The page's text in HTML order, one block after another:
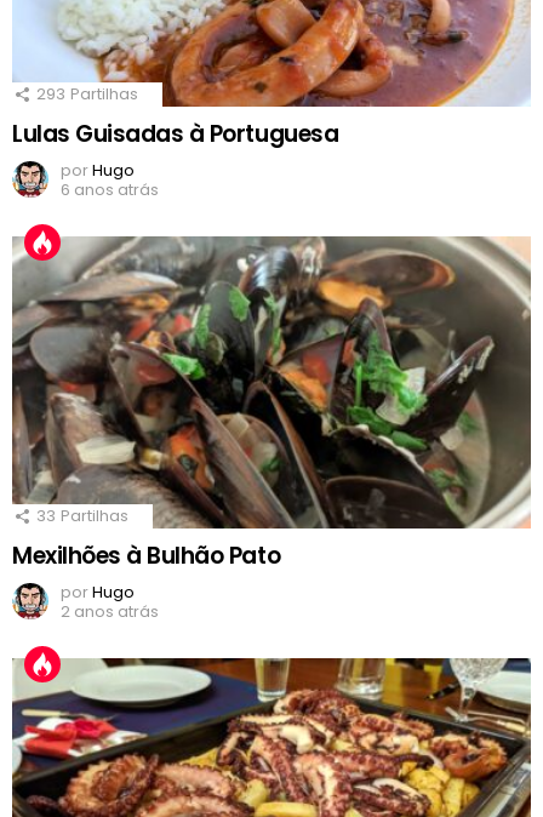
293 Partilhas
Lulas Guisadas à Portuguesa
porHugo
6 anos atrás
33 Partilhas
Mexilhões à Bulhão Pato
porHugo
2 anos atrás